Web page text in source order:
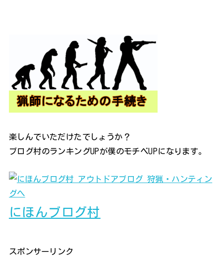
楽しんでいただけたでしょうか？
ブログ村のランキングUPが僕のモチベUPになります。
にほんブログ村
スポンサーリンク